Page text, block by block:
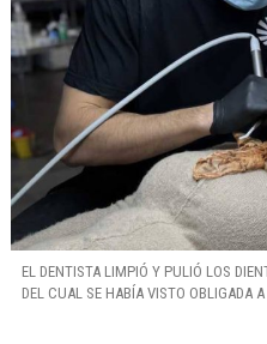
EL DENTISTA LIMPIÓ Y PULIÓ LOS
DEL CUAL SE HABÍA VISTO OBLIGADA